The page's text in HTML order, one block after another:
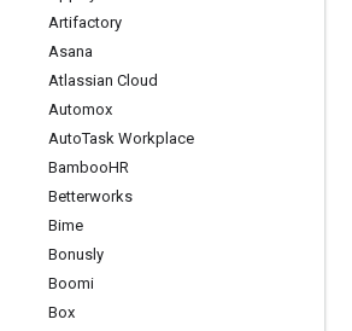
Artifactory
Asana
Atlassian Cloud
Automox
AutoTask Workplace
BambooHR
Betterworks
Bime
Bonusly
Boomi
Box